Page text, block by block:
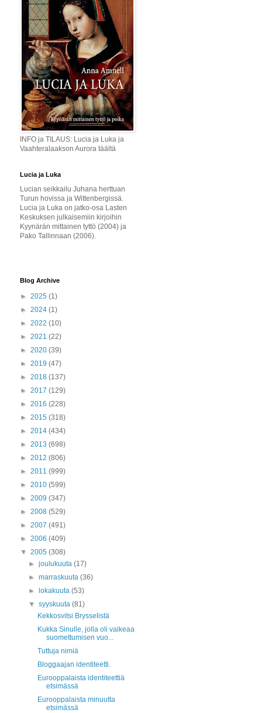
INFO ja TILAUS: Lucia ja Luka ja
Vaahteralaakson Aurora täältä
Lucia ja Luka
Lucian seikkailu Juhana herttuan
Turun hovissa ja Wittenbergissä.
Lucia ja Luka on jatko-osa Lasten
Keskuksen julkaisemiin kirjoihin
Kyynärän mittainen tyttö (2004) ja
Pako Tallinnaan (2006).
Blog Archive
► 2025 (1)
► 2024 (1)
► 2022 (10)
► 2021 (22)
► 2020 (39)
► 2019 (47)
► 2018 (137)
► 2017 (129)
► 2016 (228)
► 2015 (318)
► 2014 (434)
► 2013 (698)
► 2012 (806)
► 2011 (999)
► 2010 (599)
► 2009 (347)
► 2008 (529)
► 2007 (491)
► 2006 (409)
▼ 2005 (308)
►joulukuuta(17)
►marraskuuta(36)
►lokakuuta(53)
▼syyskuuta(81)
Kekkosvitsi Brysselistä
Kukka Sinulle, jolla oli vaikeaa
suomettumisen vuo...
Tuttuja nimiä
Bloggaajan identiteetti.
Eurooppalaista identiteettiä
etsimässä
Eurooppalaista minuutta
etsimässä